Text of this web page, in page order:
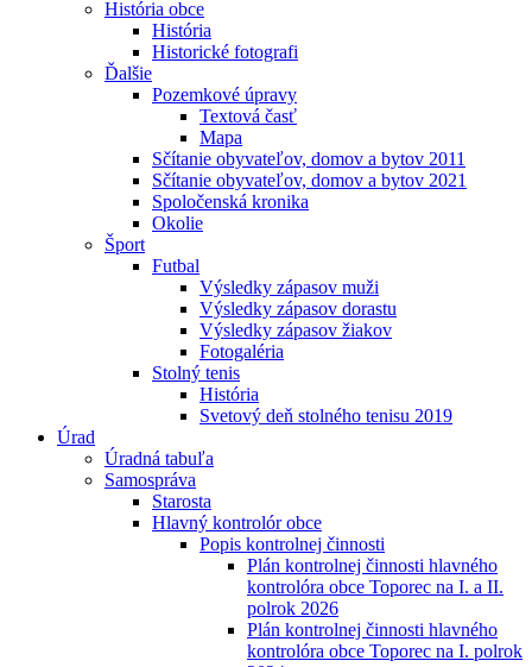
História obce
História
Historické fotografi
Ďalšie
Pozemkové úpravy
Textová časť
Mapa
Sčítanie obyvateľov, domov a bytov 2011
Sčítanie obyvateľov, domov a bytov 2021
Spoločenská kronika
Okolie
Šport
Futbal
Výsledky zápasov muži
Výsledky zápasov dorastu
Výsledky zápasov žiakov
Fotogaléria
Stolný tenis
História
Svetový deň stolného tenisu 2019
Úrad
Úradná tabuľa
Samospráva
Starosta
Hlavný kontrolór obce
Popis kontrolnej činnosti
Plán kontrolnej činnosti hlavného
kontrolóra obce Toporec na I. a II.
polrok 2026
Plán kontrolnej činnosti hlavného
kontrolóra obce Toporec na I. polrok